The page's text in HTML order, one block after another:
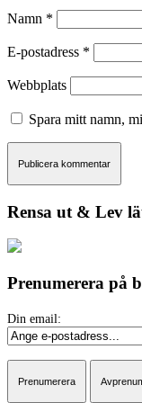
Namn *
E-postadress *
Webbplats
Spara mitt namn,
Rensa ut & Lev
Prenumerera på